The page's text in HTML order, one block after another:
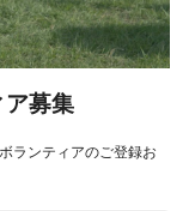
募集
ランティアのご登録お